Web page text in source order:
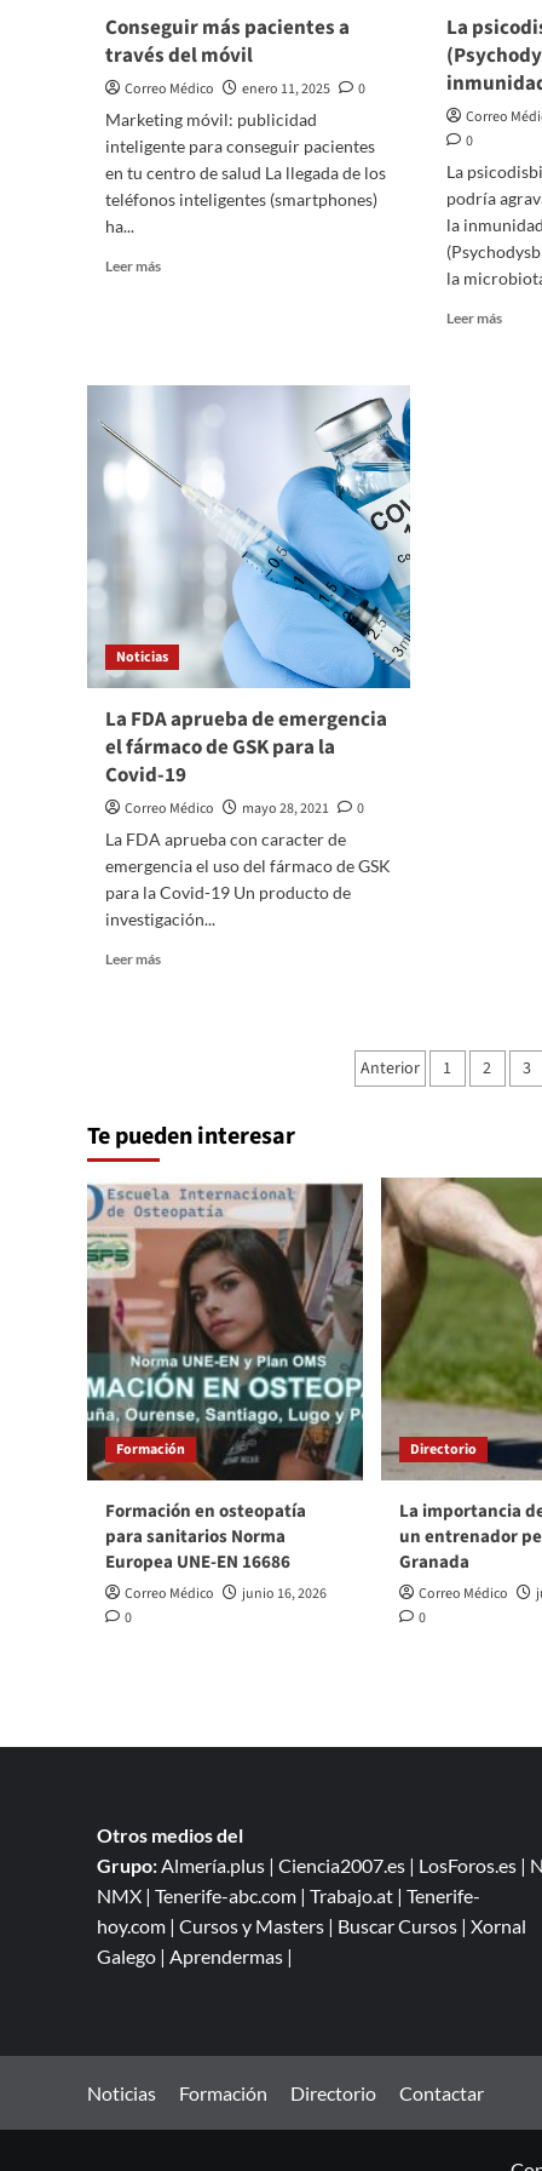
Conseguir más pacientes a
través del móvil
Correo Médico enero 11, 2025
0
Marketing móvil: publicidad
inteligente para conseguir pacientes
en tu centro de salud La llegada de los
teléfonos inteligentes (smartphones)
ha...
Leer másLeer
móvil
La
Correo
0
La
podría
la
la
Leer másLeer
Noticias
La FDA aprueba de emergencia
el fármaco de GSK para la
Covid-19
Correo Médico mayo 28, 2021
0
La FDA aprueba con caracter de
emergencia el uso del fármaco de GSK
para la Covid-19 Un producto de
investigación...
Leer másLeer
el
de
GSK
para
Covid-
19
Paginación
Anterior 1 2 3
Te pueden interesar
Formación
Formación en osteopatía
para sanitarios Norma
Europea UNE-EN 16686
Correo Médico
junio 16, 2026
0
Directorio
La importancia
un entrenador
Granada
Correo Médico
0
Otros medios del
Grupo:Almería.plus| Ciencia2007.es| LosForos.es|
NMX| Tenerife-abc.com| Trabajo.at| Tenerife-
hoy.com| Cursos y Masters| Buscar Cursos| Xornal
Galego| Aprendermas|
Noticias Formación Directorio Contactar